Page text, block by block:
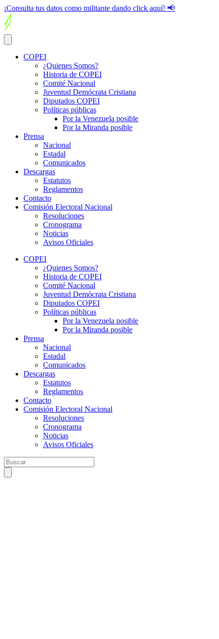
¡Consulta tus datos como militante dando click aquí! 📢
COPEI
¿Quienes Somos?
Historia de COPEI
Comité Nacional
Juventud Demócrata Cristiana
Diputados COPEI
Políticas públicas
Por la Venezuela posible
Por la Miranda posible
Prensa
Nacional
Estadal
Comunicados
Descargas
Estatutos
Reglamentos
Contacto
Comisión Electoral Nacional
Resoluciones
Cronograma
Noticias
Avisos Oficiales
COPEI
¿Quienes Somos?
Historia de COPEI
Comité Nacional
Juventud Demócrata Cristiana
Diputados COPEI
Políticas públicas
Por la Venezuela posible
Por la Miranda posible
Prensa
Nacional
Estadal
Comunicados
Descargas
Estatutos
Reglamentos
Contacto
Comisión Electoral Nacional
Resoluciones
Cronograma
Noticias
Avisos Oficiales